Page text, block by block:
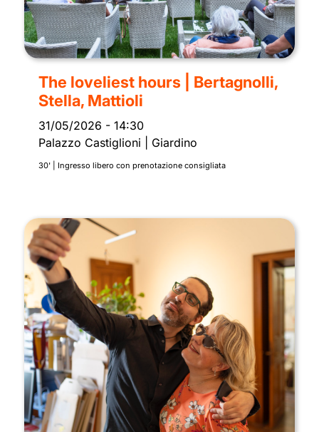
The loveliest hours | Bertagnolli,
Stella, Mattioli
31/05/2026 - 14:30
Palazzo Castiglioni | Giardino
30' | Ingresso libero con prenotazione consigliata